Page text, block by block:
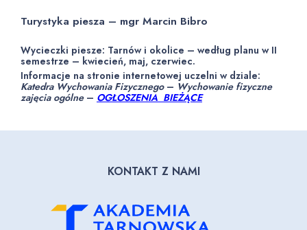
Turystyka piesza – mgr Marcin Bibro
Wycieczki piesze: Tarnów i okolice – według planu w II
semestrze – kwiecień, maj, czerwiec.
Informacje na stronie internetowej uczelni w dziale:
Katedra Wychowania Fizycznego– Wychowanie fizyczne
zajęcia ogólne – OGŁOSZENIA BIEŻĄCE
KONTAKT Z NAMI